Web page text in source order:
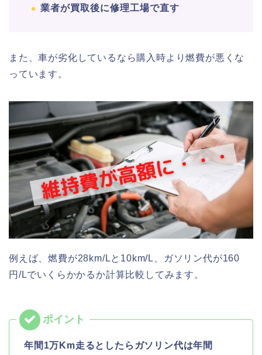
業者が買取後に修理工場で直す
また、車が劣化しているなら購入時より燃費が悪くな
っています。
例えば、燃費が28km/Lと10km/L、ガソリン代が160
円/Lでいくらかかるか計算比較してみます。
年間1万Km走るとしたらガソリン代は年間